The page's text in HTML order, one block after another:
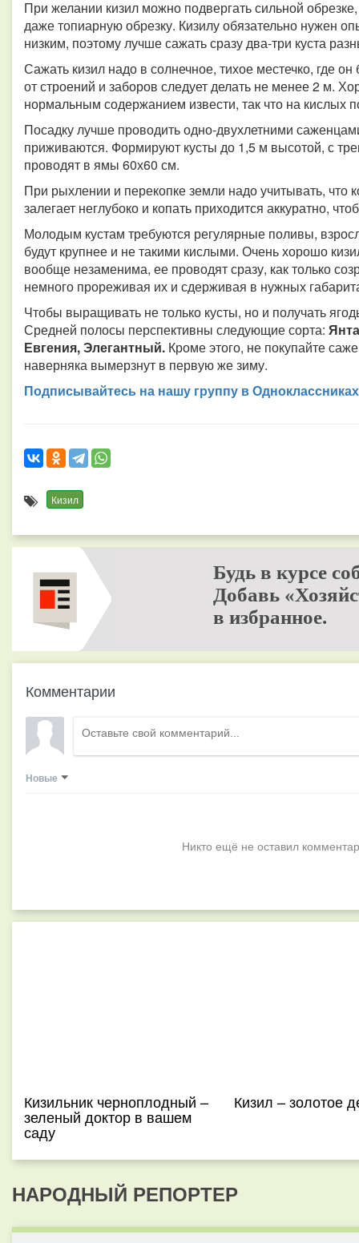
При желании кизил можно подвергать сильной
даже топиарную обрезку. Кизилу обязательно нужен
низким, поэтому лучше сажать сразу два-три куста
Сажать кизил надо в солнечное, тихое местечко, где
от строений и заборов следует делать не менее 2 м.
нормальным содержанием извести, так что на кислых
Посадку лучше проводить одно-двухлетними
приживаются. Формируют кусты до 1,5 м высотой, с
проводят в ямы 60х60 см.
При рыхлении и перекопке земли надо учитывать, что
залегает неглубоко и копать приходится аккуратно,
Молодым кустам требуются регулярные поливы,
будут крупнее и не такими кислыми. Очень хорошо
вообще незаменима, ее проводят сразу, как только
немного прореживая их и сдерживая в нужных
Чтобы выращивать не только кусты, но и получать
Средней полосы перспективны следующие сорта:
Евгения, Элегантный. Кроме этого, не покупайте
наверняка вымерзнут в первую же зиму.
Подписывайтесь на нашу группу в Одноклассниках
Кизил
Будь в курсе
Добавь
в избранное.
Комментарии
Новые
Никто ещё не оставил
Кизильник черноплодный –
зеленый доктор в вашем
саду
Кизил – золотое
НАРОДНЫЙ РЕПОРТЕР